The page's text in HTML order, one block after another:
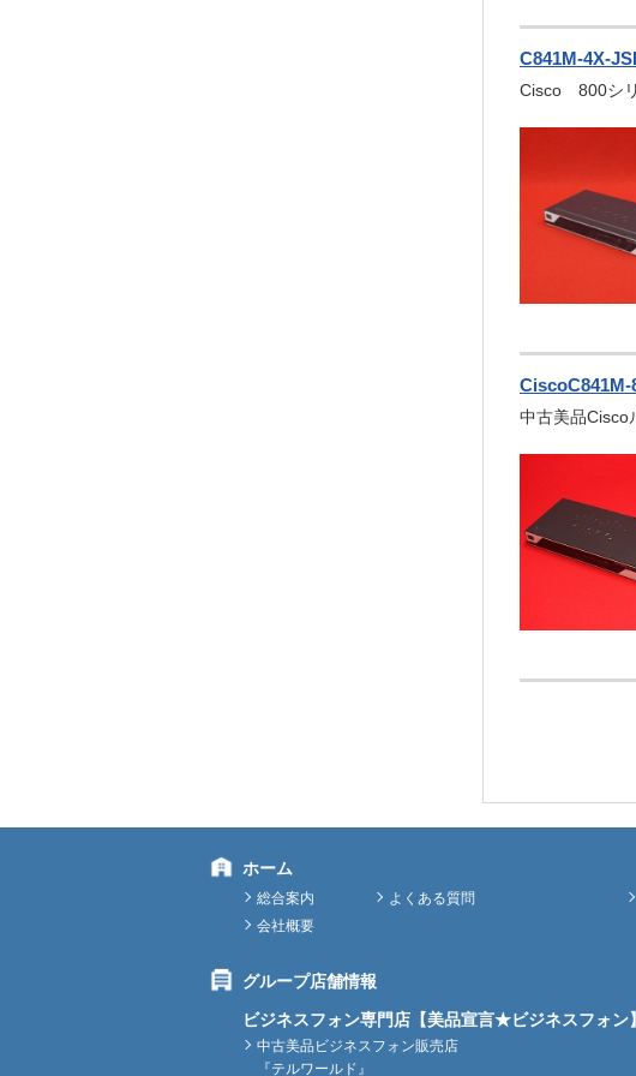
C841M-4X-
Cisco 800シ
CiscoC841M-
中古美品
ホーム
総合案内
会社概要
よくある質問
グループ店舗情報
ビジネスフォン専門店【美品宣言★ビジネスフォン】
中古美品ビジネスフォン販売店
『テルワールド』